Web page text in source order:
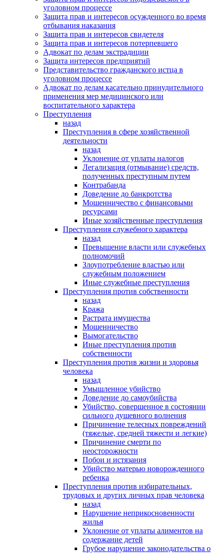
уголовном процессе
Защита прав и интересов осужденного во время
отбывания наказания
Защита прав и интересов свидетеля
Защита прав и интересов потерпевшего
Адвокат по делам экстрадиции
Защита интересов предприятий
Представительство гражданского истца в
уголовном процессе
Адвокат по делам касательно принудительного
применения мер медицинского или
воспитательного характера
Преступления
назад
Преступления в сфере хозяйственной
деятельности
назад
Уклонение от уплаты налогов
Легализация (отмывание) средств,
полученных преступным путем
Контрабанда
Доведение до банкротства
Мошенничество с финансовыми
ресурсами
Иные хозяйственные преступления
Преступления служебного характера
назад
Превышение власти или служебных
полномочий
Злоупотребление властью или
служебным положением
Иные служебные преступления
Преступления против собственности
назад
Кража
Растрата имущества
Мошенничество
Вымогательство
Иные преступления против
собственности
Преступления против жизни и здоровья
человека
назад
Умышленное убийство
Доведение до самоубийства
Убийство, совершенное в состоянии
сильного душевного волнения
Причинение телесных повреждений
(тяжелые, средней тяжести и легкие)
Причинение смерти по
неосторожности
Побои и истязания
Убийство матерью новорожденного
ребенка
Преступления против избирательных,
трудовых и других личных прав человека
назад
Нарушение неприкосновенности
жилья
Уклонение от уплаты алиментов на
содержание детей
Грубое нарушение законодательства о